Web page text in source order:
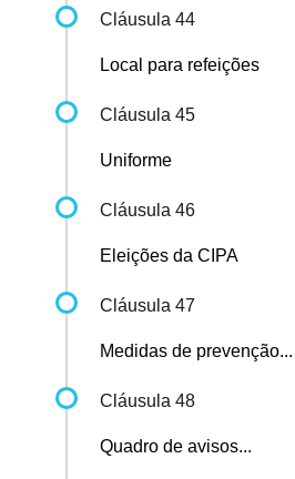
Cláusula 44
Local para refeições
Cláusula 45
Uniforme
Cláusula 46
Eleições da CIPA
Cláusula 47
Medidas de prevenção...
Cláusula 48
Quadro de avisos...